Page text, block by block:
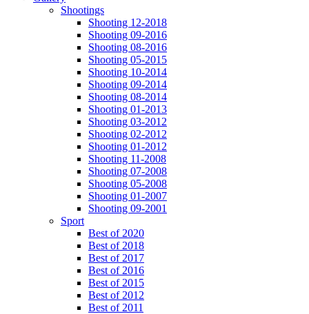
Shootings
Shooting 12-2018
Shooting 09-2016
Shooting 08-2016
Shooting 05-2015
Shooting 10-2014
Shooting 09-2014
Shooting 08-2014
Shooting 01-2013
Shooting 03-2012
Shooting 02-2012
Shooting 01-2012
Shooting 11-2008
Shooting 07-2008
Shooting 05-2008
Shooting 01-2007
Shooting 09-2001
Sport
Best of 2020
Best of 2018
Best of 2017
Best of 2016
Best of 2015
Best of 2012
Best of 2011